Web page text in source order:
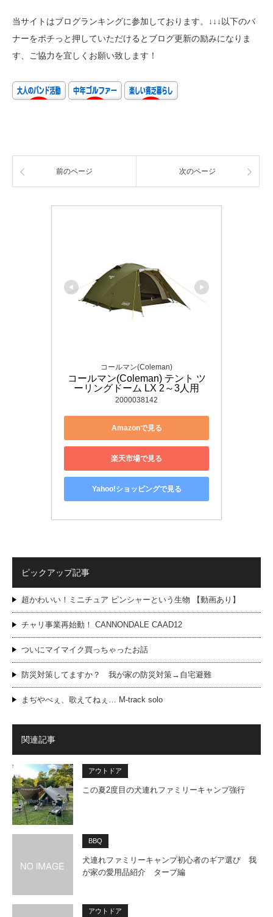
当サイトはブログランキングに参加しております。↓↓↓以下のバ
ナーをポチっと押していただけるとブログ更新の励みになりま
す、ご協力を宜しくお願い致します！
前のページ 次のページ
コールマン(Coleman)
コールマン(Coleman) テント ツ
ーリングドーム LX 2～3人用
2000038142
Amazonで見る
楽天市場で見る
Yahoo!ショッピングで見る
ピックアップ記事
超かわいい！ミニチュア ピンシャーという生物 【動画あり】
チャリ事業再始動！ CANNONDALE CAAD12
ついにマイマイク買っちゃったお話
防災対策してますか？ 我が家の防災対策→自宅避難
まぢやべぇ、歌えてねぇ… M-track solo
関連記事
アウトドア
この夏2度目の犬連れファミリーキャンプ強行
BBQ
犬連れファミリーキャンプ初心者のギア選び 我
が家の愛用品紹介 タープ編
アウトドア